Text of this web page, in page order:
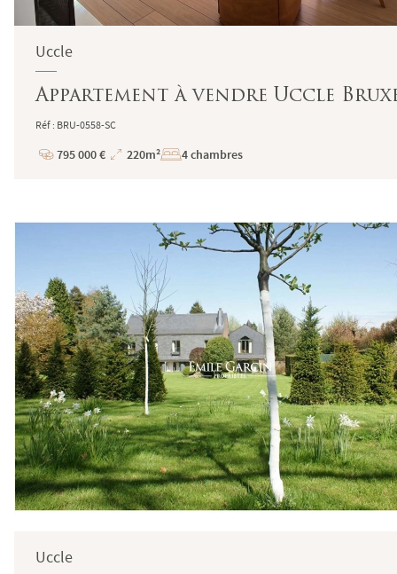
Uccle
Appartement à vendre Uccle
Réf : BRU-0558-SC
Prix
795 000 €
Superficie
220m² 4 chambres
Uccle